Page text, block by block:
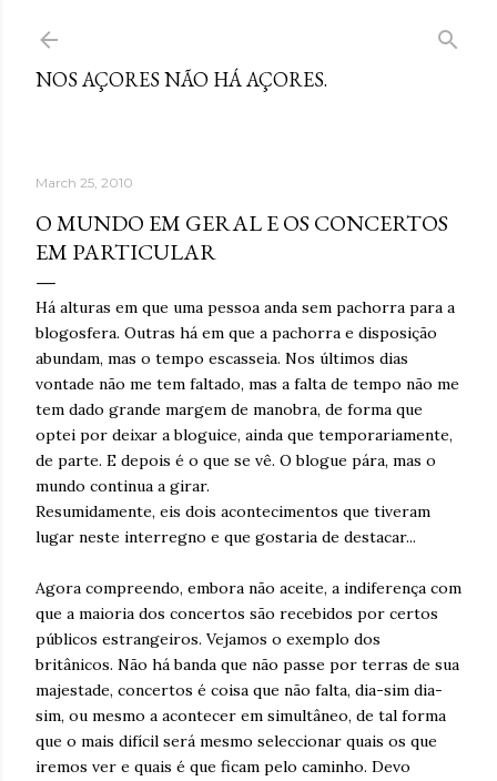
NOS AÇORES NÃO HÁ AÇORES.
March 25, 2010
O MUNDO EM GERAL E OS CONCERTOS
EM PARTICULAR
Há alturas em que uma pessoa anda sem pachorra para a
blogosfera. Outras há em que a pachorra e disposição
abundam, mas o tempo escasseia. Nos últimos dias
vontade não me tem faltado, mas a falta de tempo não me
tem dado grande margem de manobra, de forma que
optei por deixar a bloguice, ainda que temporariamente,
de parte. E depois é o que se vê. O blogue pára, mas o
mundo continua a girar.
Resumidamente, eis dois acontecimentos que tiveram
lugar neste interregno e que gostaria de destacar...
Agora compreendo, embora não aceite, a indiferença com
que a maioria dos concertos são recebidos por certos
públicos estrangeiros. Vejamos o exemplo dos
britânicos. Não há banda que não passe por terras de sua
majestade, concertos é coisa que não falta, dia-sim dia-
sim, ou mesmo a acontecer em simultâneo, de tal forma
que o mais difícil será mesmo seleccionar quais os que
iremos ver e quais é que ficam pelo caminho. Devo